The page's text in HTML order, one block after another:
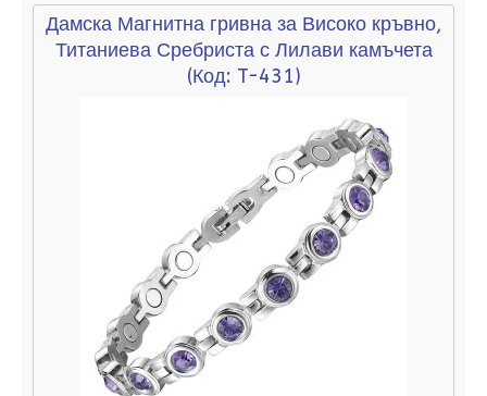
Дамска Магнитна гривна за Високо кръвно,
Титаниева Сребриста с Лилави камъчета
(Код: T-431)